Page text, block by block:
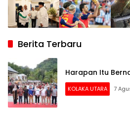
Berita Terbaru
Harapan Itu
KOLAKA UTARA 7